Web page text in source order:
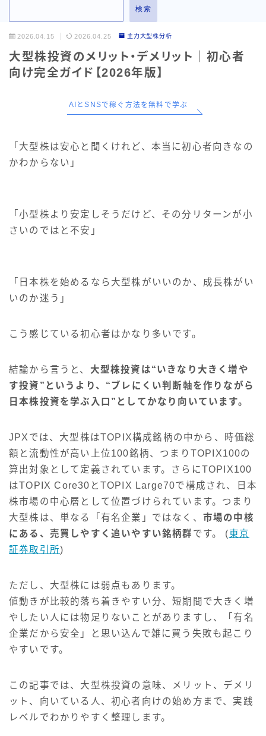
検索
2026.04.15 2026.04.25 主力大型株分析
大型株投資のメリット・デメリット｜初心者
向け完全ガイド【2026年版】
AIとSNSで稼ぐ方法を無料で学ぶ
「大型株は安心と聞くけれど、本当に初心者向きなの
かわからない」
「小型株より安定しそうだけど、その分リターンが小
さいのではと不安」
「日本株を始めるなら大型株がいいのか、成長株がい
いのか迷う」
こう感じている初心者はかなり多いです。
結論から言うと、 大型株投資は“いきなり大きく増や
す投資”というより、“ブレにくい判断軸を作りながら
日本株投資を学ぶ入口”としてかなり向いています。
JPXでは、大型株はTOPIX構成銘柄の中から、時価総
額と流動性が高い上位100銘柄、つまりTOPIX100の
算出対象として定義されています。さらにTOPIX100
はTOPIX Core30とTOPIX Large70で構成され、日本
株市場の中心層として位置づけられています。つまり
大型株は、単なる「有名企業」ではなく、 市場の中核
にある、売買しやすく追いやすい銘柄群 です。 (東京
証券取引所)
ただし、大型株には弱点もあります。
値動きが比較的落ち着きやすい分、短期間で大きく増
やしたい人には物足りないことがありますし、「有名
企業だから安全」と思い込んで雑に買う失敗も起こり
やすいです。
この記事では、大型株投資の意味、メリット、デメリ
ット、向いている人、初心者向けの始め方まで、実践
レベルでわかりやすく整理します。